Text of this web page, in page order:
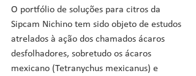
O portfólio de soluções para citros da
Sipcam Nichino tem sido objeto de estudos
atrelados à ação dos chamados ácaros
desfolhadores, sobretudo os ácaros
mexicano (Tetranychus mexicanus) e